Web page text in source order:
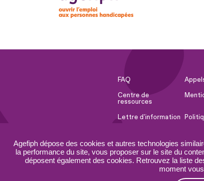
Agefiph dépose des cookies et autres technologies
la performance du site, vous proposer sur le site du
déposent également des cookies. Retrouvez la liste
moment
FAQ
Centre de
ressources
Lettre d'information
Accessibilité :
partiellement
conforme
Plan